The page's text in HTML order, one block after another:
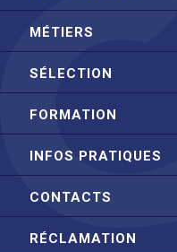
MÉTIERS
SÉLECTION
FORMATION
INFOS PRATIQUES
CONTACTS
RÉCLAMATION